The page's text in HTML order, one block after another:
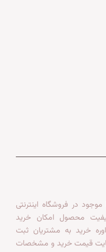
سینتی سایزر Moog Mother 32 موجود در فروشگاه اینترنتی
محصول امکان خرید
خرید به مشتریان ثبت
ساعته در سایت قیمت خرید و مشخصات